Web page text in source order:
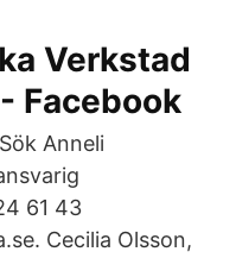
Verkstad
Facebook
Anneli
61 43
Cecilia Olsson,